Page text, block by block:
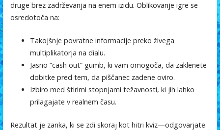
druge brez zadrževanja na enem izidu. Oblikovanje igre se
osredotoča na:
Takojšnje povratne informacije preko živega
multiplikatorja na dialu.
Jasno “cash out” gumb, ki vam omogoča, da zaklenete
dobitke pred tem, da piščanec zadene oviro.
Izbiro med štirimi stopnjami težavnosti, ki jih lahko
prilagajate v realnem času.
Rezultat je zanka, ki se zdi skoraj kot hitri kviz—odgovarjate